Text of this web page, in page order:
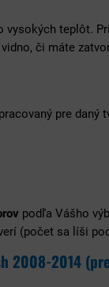
vysokých teplôt.
či máte
pre daný
podľa Vášho
(počet sa líši
2008-2014